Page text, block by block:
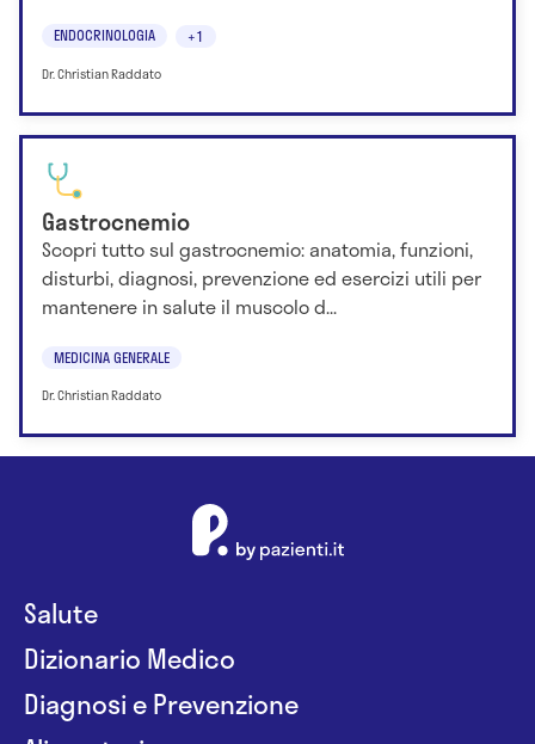
ENDOCRINOLOGIA +1
Dr. Christian Raddato
Gastrocnemio
Scopri tutto sul gastrocnemio: anatomia, funzioni,
disturbi, diagnosi, prevenzione ed esercizi utili per
mantenere in salute il muscolo d...
MEDICINA GENERALE
Dr. Christian Raddato
Salute
Dizionario Medico
Diagnosi e Prevenzione